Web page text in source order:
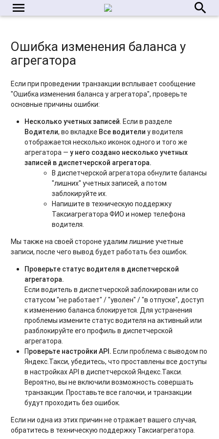
menu search
Ошибка изменения баланса у
агрегатора
Если при проведении транзакции всплывает сообщение
"Ошибка изменения баланса у агрегатора", проверьте
основные причины ошибки:
Несколько учетных записей. Если в разделе
Водители, во вкладке Все водители у водителя
отображается несколько иконок одного и того же
агрегатора —у него создано несколько учетных
записей в диспетчерской агрегатора.
В диспетчерской агрегатора обнулите балансы
"лишних" учетных записей, а потом
заблокируйте их.
Напишите в техническую поддержку
Таксиагрегатора ФИО и номер телефона
водителя.
Мы также на своей стороне удалим лишние учетные
записи, после чего вывод будет работать без ошибок.
Проверьте статус водителя в диспетчерской
агрегатора.
Если водитель в диспетчерской заблокирован или со
статусом "не работает" / "уволен" / "в отпуске", доступ
к изменению баланса блокируется. Для устранения
проблемы измените статус водителя на активный или
разблокируйте его профиль в диспетчерской
агрегатора.
Проверьте настройки API.Если проблема с выводом по
Яндекс.Такси, убедитесь, что проставлены все доступы
в настройках API в диспетчерской Яндекс.Такси.
Вероятно, вы не включили возможность совершать
транзакции. Проставьте все галочки, и транзакции
будут проходить без ошибок.
Если ни одна из этих причин не отражает вашего случая,
обратитесь в техническую поддержку Таксиагрегатора.